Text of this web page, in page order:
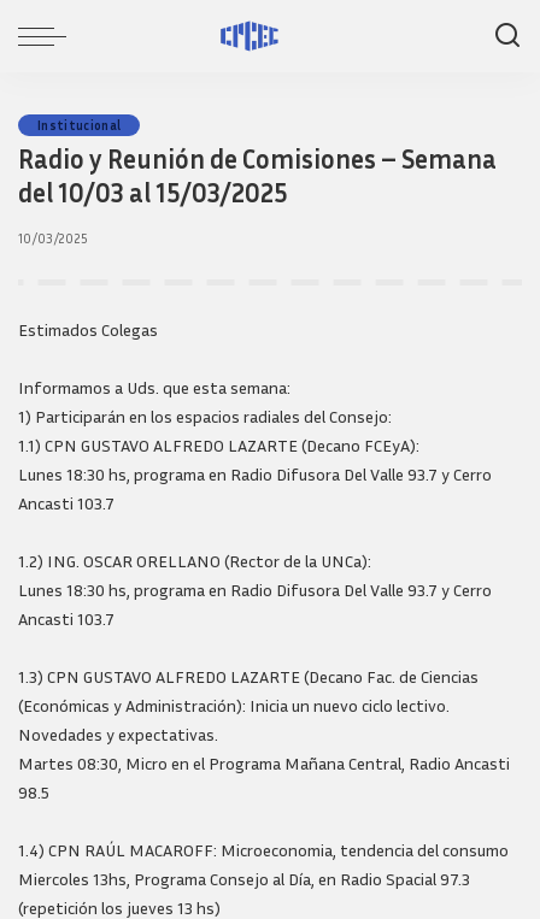
Institucional
Radio y Reunión de Comisiones – Semana
del 10/03 al 15/03/2025
10/03/2025
Estimados Colegas
Informamos a Uds. que esta semana:
1) Participarán en los espacios radiales del Consejo:
1.1) CPN GUSTAVO ALFREDO LAZARTE (Decano FCEyA):
Lunes 18:30 hs, programa en Radio Difusora Del Valle 93.7 y Cerro
Ancasti 103.7
1.2) ING. OSCAR ORELLANO (Rector de la UNCa):
Lunes 18:30 hs, programa en Radio Difusora Del Valle 93.7 y Cerro
Ancasti 103.7
1.3) CPN GUSTAVO ALFREDO LAZARTE (Decano Fac. de Ciencias
(Económicas y Administración): Inicia un nuevo ciclo lectivo.
Novedades y expectativas.
Martes 08:30, Micro en el Programa Mañana Central, Radio Ancasti
98.5
1.4) CPN RAÚL MACAROFF: Microeconomia, tendencia del consumo
Miercoles 13hs, Programa Consejo al Día, en Radio Spacial 97.3
(repetición los jueves 13 hs)